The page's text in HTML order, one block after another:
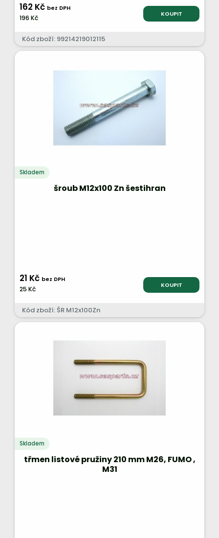
162 Kč bez DPH
196 Kč KOUPIT
Kód zboží: 99214219012115
Skladem
šroub M12x100 Zn šestihran
21 Kč bez DPH
25 Kč KOUPIT
Kód zboží: ŠR M12x100Zn
Skladem
třmen listové pružiny 210 mm M26, FUMO ,
M31